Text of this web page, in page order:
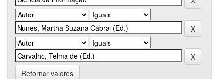
Retornar valores